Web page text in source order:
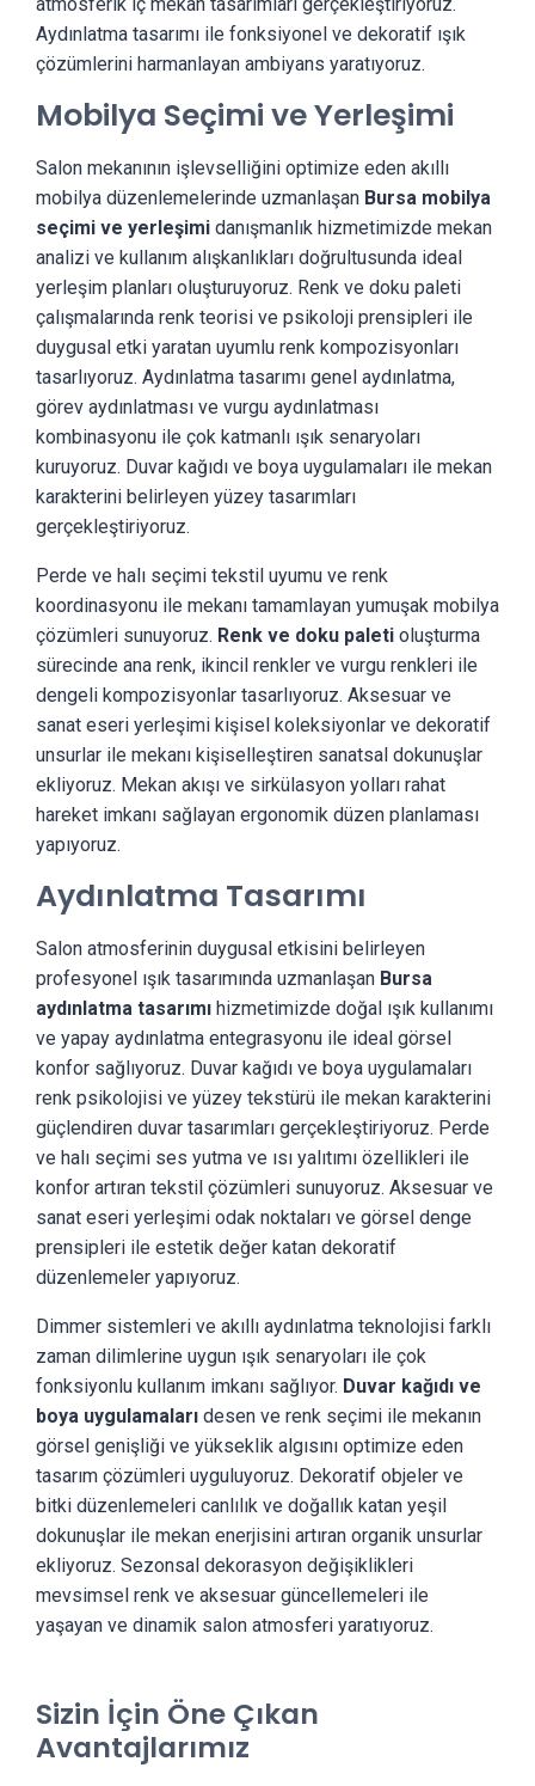
Aydınlatma tasarımı ile fonksiyonel ve dekoratif ışık
çözümlerini harmanlayan ambiyans yaratıyoruz.
Mobilya Seçimi ve Yerleşimi
Salon mekanının işlevselliğini optimize eden akıllı
mobilya düzenlemelerinde uzmanlaşan Bursa mobilya
seçimi ve yerleşimi danışmanlık hizmetimizde mekan
analizi ve kullanım alışkanlıkları doğrultusunda ideal
yerleşim planları oluşturuyoruz. Renk ve doku paleti
çalışmalarında renk teorisi ve psikoloji prensipleri ile
duygusal etki yaratan uyumlu renk kompozisyonları
tasarlıyoruz. Aydınlatma tasarımı genel aydınlatma,
görev aydınlatması ve vurgu aydınlatması
kombinasyonu ile çok katmanlı ışık senaryoları
kuruyoruz. Duvar kağıdı ve boya uygulamaları ile mekan
karakterini belirleyen yüzey tasarımları
gerçekleştiriyoruz.
Perde ve halı seçimi tekstil uyumu ve renk
koordinasyonu ile mekanı tamamlayan yumuşak mobilya
çözümleri sunuyoruz. Renk ve doku paleti oluşturma
sürecinde ana renk, ikincil renkler ve vurgu renkleri ile
dengeli kompozisyonlar tasarlıyoruz. Aksesuar ve
sanat eseri yerleşimi kişisel koleksiyonlar ve dekoratif
unsurlar ile mekanı kişiselleştiren sanatsal dokunuşlar
ekliyoruz. Mekan akışı ve sirkülasyon yolları rahat
hareket imkanı sağlayan ergonomik düzen planlaması
yapıyoruz.
Aydınlatma Tasarımı
Salon atmosferinin duygusal etkisini belirleyen
profesyonel ışık tasarımında uzmanlaşan Bursa
aydınlatma tasarımı hizmetimizde doğal ışık kullanımı
ve yapay aydınlatma entegrasyonu ile ideal görsel
konfor sağlıyoruz. Duvar kağıdı ve boya uygulamaları
renk psikolojisi ve yüzey tekstürü ile mekan karakterini
güçlendiren duvar tasarımları gerçekleştiriyoruz. Perde
ve halı seçimi ses yutma ve ısı yalıtımı özellikleri ile
konfor artıran tekstil çözümleri sunuyoruz. Aksesuar ve
sanat eseri yerleşimi odak noktaları ve görsel denge
prensipleri ile estetik değer katan dekoratif
düzenlemeler yapıyoruz.
Dimmer sistemleri ve akıllı aydınlatma teknolojisi farklı
zaman dilimlerine uygun ışık senaryoları ile çok
fonksiyonlu kullanım imkanı sağlıyor. Duvar kağıdı ve
boya uygulamaları desen ve renk seçimi ile mekanın
görsel genişliği ve yükseklik algısını optimize eden
tasarım çözümleri uyguluyoruz. Dekoratif objeler ve
bitki düzenlemeleri canlılık ve doğallık katan yeşil
dokunuşlar ile mekan enerjisini artıran organik unsurlar
ekliyoruz. Sezonsal dekorasyon değişiklikleri
mevsimsel renk ve aksesuar güncellemeleri ile
yaşayan ve dinamik salon atmosferi yaratıyoruz.
Sizin İçin Öne Çıkan
Avantajlarımız